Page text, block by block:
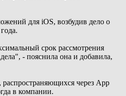
для iOS, возбудив дело о
срок рассмотрения
- пояснила она и добавила,
через App
в компании.